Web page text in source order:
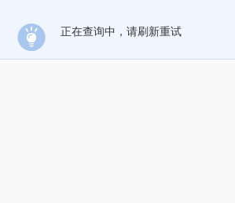
正在查询中，请刷新重试